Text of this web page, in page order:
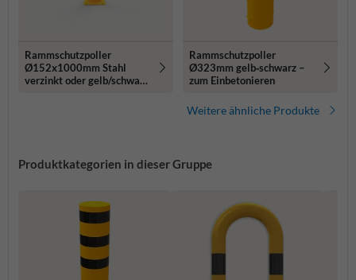
Rammschutzpoller
Ø152x1000mm Stahl
verzinkt oder gelb/schwarz
Rammschutzpoller
Ø323mm gelb‑schwarz –
zum Einbetonieren
Weitere ähnliche Produkte
Produktkategorien in dieser Gruppe